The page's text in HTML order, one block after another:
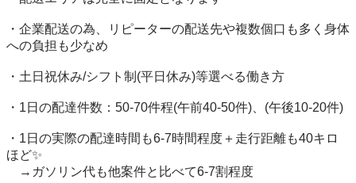
・企業配送の為、リピーターの配送先や複数個口も多く身体
への負担も少なめ
・土日祝休み/シフト制(平日休み)等選べる働き方
・1日の配達件数：50-70件程(午前40-50件)、(午後10-20件)
・1日の実際の配達時間も6-7時間程度＋走行距離も40キロ
ほど✨
→ガソリン代も他案件と比べて6-7割程度